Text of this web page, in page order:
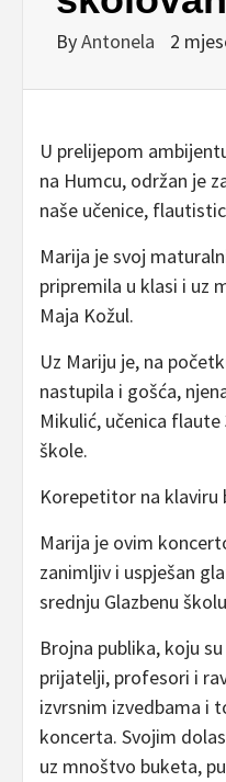
ByAntonela 2
U prelijepom
na Humcu, održan je
naše učenice,
Marija je svoj
pripremila u klasi i uz
Maja Kožul.
Uz Mariju je, na
nastupila i gošća,
Mikulić, učenica
škole.
Korepetitor na klaviru
Marija je ovim
zanimljiv i uspješan
srednju Glazbenu
Brojna publika, koju
prijatelji, profesori i
izvrsnim izvedbama i
koncerta. Svojim
uz mnoštvo buketa,